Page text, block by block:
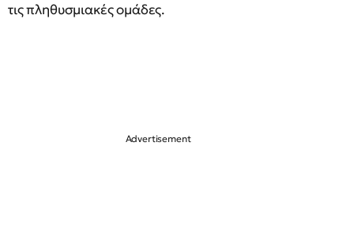
τις πληθυσμιακές ομάδες.